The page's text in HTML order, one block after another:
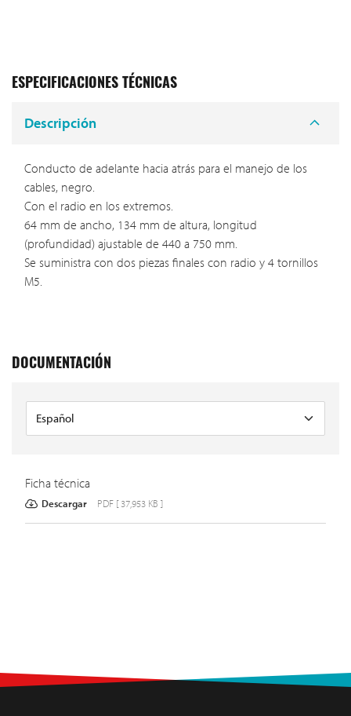
ESPECIFICACIONES TÉCNICAS
Descripción
Conducto de adelante hacia atrás para el manejo de los
cables, negro.
Con el radio en los extremos.
64 mm de ancho, 134 mm de altura, longitud
(profundidad) ajustable de 440 a 750 mm.
Se suministra con dos piezas finales con radio y 4 tornillos
M5.
DOCUMENTACIÓN
Ficha técnica
Descargar PDF [ 37,953 KB ]